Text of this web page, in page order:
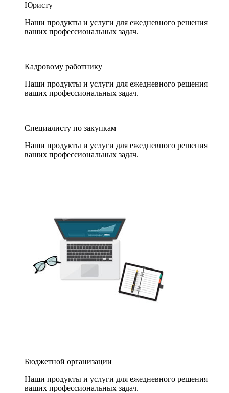
Юристу
Наши продукты и услуги для ежедневного решения
ваших профессиональных задач.
Кадровому работнику
Наши продукты и услуги для ежедневного решения
ваших профессиональных задач.
Специалисту по закупкам
Наши продукты и услуги для ежедневного решения
ваших профессиональных задач.
Бюджетной организации
Наши продукты и услуги для ежедневного решения
ваших профессиональных задач.